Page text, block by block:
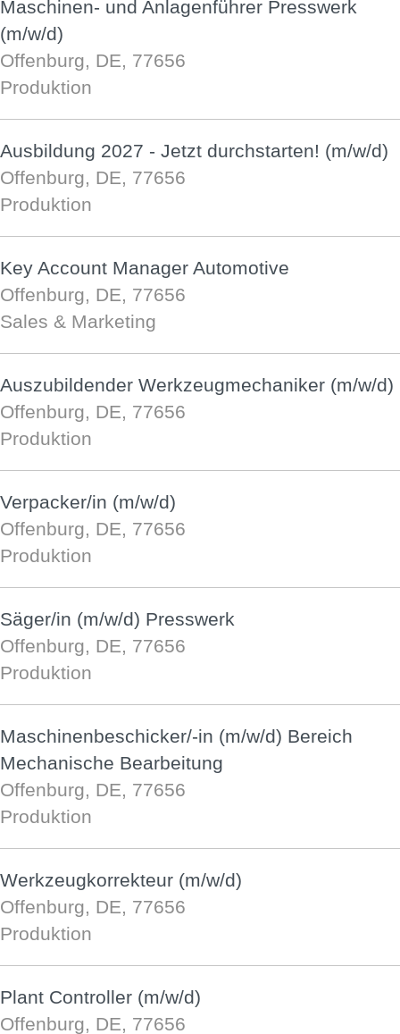
Maschinen- und Anlagenführer Presswerk
(m/w/d)
Offenburg, DE, 77656
Produktion
Ausbildung 2027 - Jetzt durchstarten! (m/w/d)
Offenburg, DE, 77656
Produktion
Key Account Manager Automotive
Offenburg, DE, 77656
Sales & Marketing
Auszubildender Werkzeugmechaniker (m/w/d)
Offenburg, DE, 77656
Produktion
Verpacker/in (m/w/d)
Offenburg, DE, 77656
Produktion
Säger/in (m/w/d) Presswerk
Offenburg, DE, 77656
Produktion
Maschinenbeschicker/-in (m/w/d) Bereich
Mechanische Bearbeitung
Offenburg, DE, 77656
Produktion
Werkzeugkorrekteur (m/w/d)
Offenburg, DE, 77656
Produktion
Plant Controller (m/w/d)
Offenburg, DE, 77656